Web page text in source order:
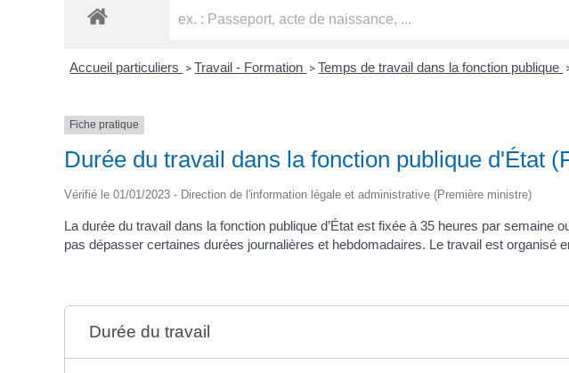
Accueil particuliers > Travail - Formation > Temps de travail dans la fonction publique
Fiche pratique
Durée du travail dans la fonction publique d'État
Vérifié le 01/01/2023 - Direction de l'information légale et administrative (Première ministre)
La durée du travail dans la fonction publique d’État est fixée à 35 heures par
pas dépasser certaines durées journalières et hebdomadaires. Le travail est organisé
Durée du travail